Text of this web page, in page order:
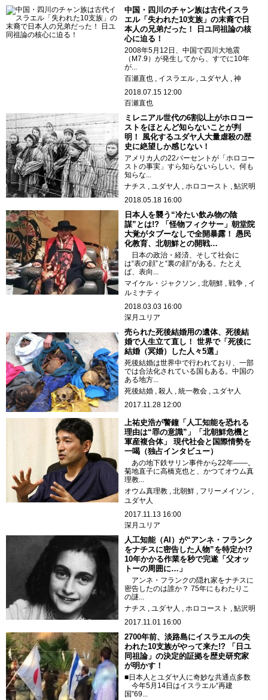
中国・四川のチャン族は古代イスラ
エル「失われた10支族」の末裔で日
本人の兄弟だった！ 日ユ同祖論の核
心に迫る！
2008年5月12日、中国で四川大地震
（M7.9）が発生してから、すでに10年
が...
百瀬直也
イスラエル ユダヤ人
神
2018.07.15 12:00
百瀬直也
ミレニアル世代の6割以上がホロコー
ストをほとんど知らないことが判
明！ 風化するユダヤ人大量虐殺の歴
史に絶望しか感じない！
アメリカ人の22パーセントが「ホロコー
ストの事実」すら知らないらしい。何も
知らな...
ナチス
ユダヤ人 ホロコースト
鮎沢明
2018.05.18 16:00
日本人を襲う“冷たい飲み物の陰
謀”とは!? 「怪物フィクサー」朝堂院
大覚がタブーなしで全開暴露！ 愚民
化教育、北朝鮮との開戦…
日本の政治・経済、そして社会に
は“表の顔”と“裏の顔”がある。たとえ
ば、表向...
マイケル・ジャクソン
北朝鮮 戦争
イ
ルミナティ
2018.03.03 16:00
深月ユリア
売られた死後結婚用の遺体、死後結
婚で人生立て直し！ 世界で「死後に
結婚（冥婚）した人々5選」
死後結婚は世界中で行われており、一部
では合法化されている国もある。中国の
ある地方...
死後結婚
殺人 統一教会
ユダヤ人
2017.11.28 12:00
上祐史浩が警鐘「人工知能を恐れる
理由は“罪の意識”」「北朝鮮危機と
軍産複合体」 現代社会と国際情勢を
一喝（独占インタビュー）
あの地下鉄サリン事件から22年――。
菊地直子に高橋克也と、かつてオウム真
理教...
オウム真理教
北朝鮮
フリーメイソン
ユダヤ人
2017.11.13 16:00
深月ユリア
人工知能（AI）が“アンネ・フランク
をナチスに密告した人物”を特定か!?
10年かかる作業を秒で完遂「父オッ
トーの周囲に…」
アンネ・フランクの隠れ家をナチスに
密告したのは誰か？ 75年にもわたりこ
の謎...
ナチス
ユダヤ人 ホロコースト
鮎沢明
2017.11.01 16:00
2700年前、淡路島にイスラエルの失
われた10支族がやって来た!? 「日ユ
同祖論」の決定的証拠を歴史研究家
が明かす！
■日本人とユダヤ人に奇妙な共通点多数
今年5月14日はイスラエル“再建
国”69...